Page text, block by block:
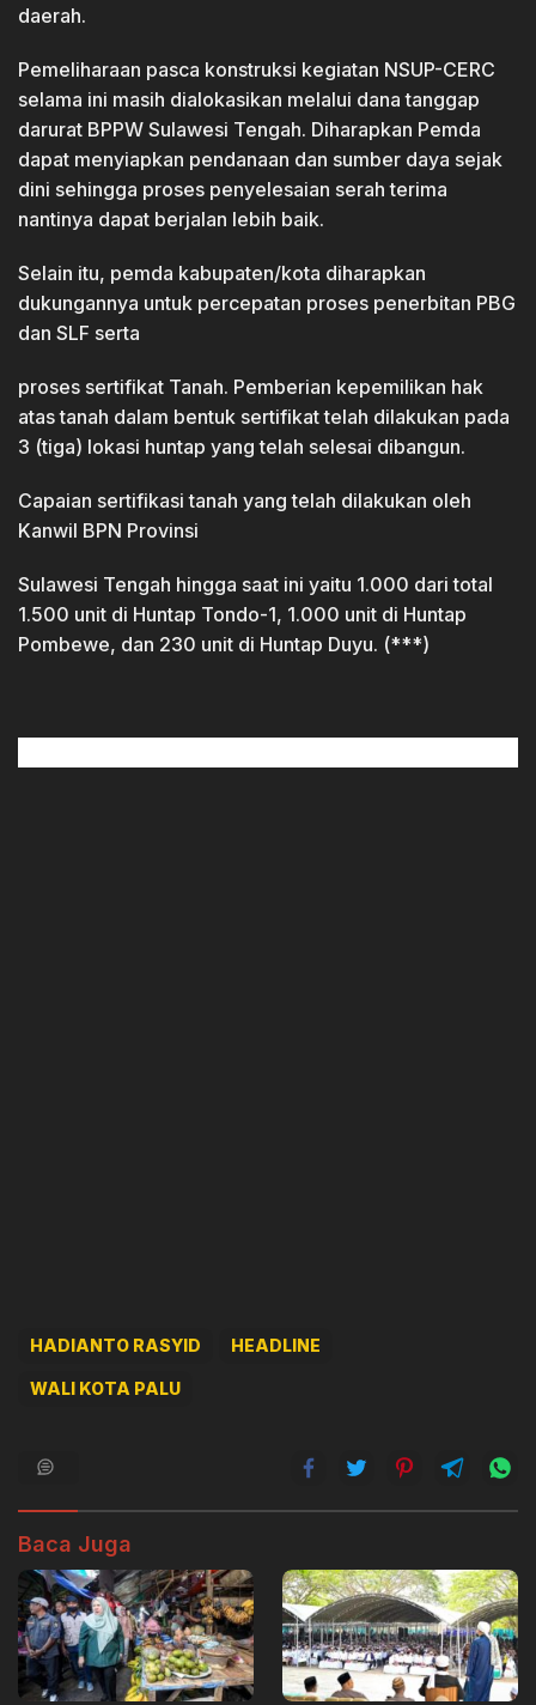
daerah.
Pemeliharaan pasca konstruksi kegiatan NSUP-CERC
selama ini masih dialokasikan melalui dana tanggap
darurat BPPW Sulawesi Tengah. Diharapkan Pemda
dapat menyiapkan pendanaan dan sumber daya sejak
dini sehingga proses penyelesaian serah terima
nantinya dapat berjalan lebih baik.
Selain itu, pemda kabupaten/kota diharapkan
dukungannya untuk percepatan proses penerbitan PBG
dan SLF serta
proses sertifikat Tanah. Pemberian kepemilikan hak
atas tanah dalam bentuk sertifikat telah dilakukan pada
3 (tiga) lokasi huntap yang telah selesai dibangun.
Capaian sertifikasi tanah yang telah dilakukan oleh
Kanwil BPN Provinsi
Sulawesi Tengah hingga saat ini yaitu 1.000 dari total
1.500 unit di Huntap Tondo-1, 1.000 unit di Huntap
Pombewe, dan 230 unit di Huntap Duyu. (***)
HADIANTO RASYID HEADLINE
WALI KOTA PALU
Baca Juga